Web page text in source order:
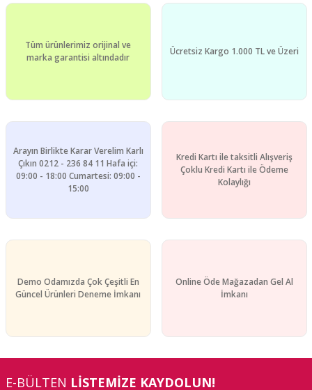
Tüm ürünlerimiz orijinal ve
marka garantisi altındadır
Ücretsiz Kargo 1.000 TL ve Üzeri
Arayın Birlikte Karar Verelim Karlı
Çıkın 0212 - 236 84 11 Hafa içi:
09:00 - 18:00 Cumartesi: 09:00 -
15:00
Kredi Kartı ile taksitli Alışveriş
Çoklu Kredi Kartı ile Ödeme
Kolaylığı
Demo Odamızda Çok Çeşitli En
Güncel Ürünleri Deneme İmkanı
Online Öde Mağazadan Gel Al
İmkanı
E-BÜLTEN LİSTEMİZE KAYDOLUN!